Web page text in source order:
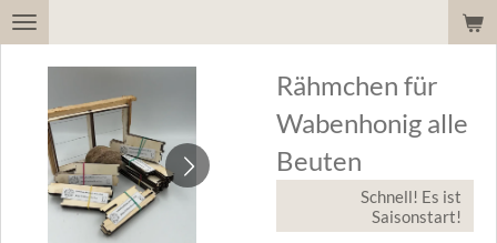
Zum
Rähmchen für
Wabenhonig alle
Beuten
Schnell! Es ist
Saisonstart!